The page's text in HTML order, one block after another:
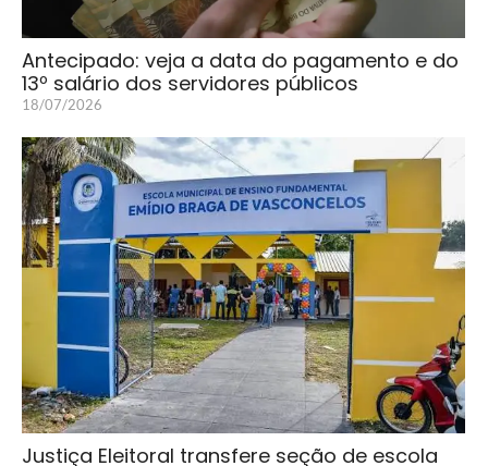
Antecipado: veja a data do pagamento e do
13º salário dos servidores públicos
18/07/2026
Justiça Eleitoral transfere seção de escola